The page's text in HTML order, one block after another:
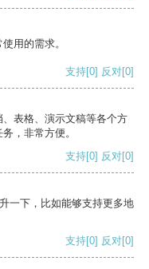
用的需求。
支持[0] 反对[0]
表格、演示文稿等各个方
，非常方便。
支持[0] 反对[0]
一下，比如能够支持更多地
支持[0] 反对[0]